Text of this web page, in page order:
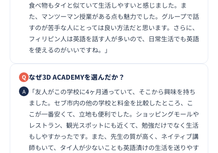
食べ物もタイと似ていて生活しやすいと感じました。ま
た、マンツーマン授業がある点も魅力でした。グループで話
すのが苦手な人にとっては良い方法だと思います。さらに、
フィリピン人は英語を話す人が多いので、日常生活でも英語
を使えるのがいいですね。」
なぜ3D ACADEMYを選んだか？
「友人がこの学校に4ヶ月通っていて、そこから興味を持ち
ました。セブ市内の他の学校と料金を比較したところ、こ
こが一番安くて、立地も便利でした。ショッピングモールや
レストラン、観光スポットにも近くて、勉強だけでなく生活
もしやすかったです。また、先生の質が高く、ネイティブ講
師もいて、タイ人が少ないことも英語漬けの生活を送りやす